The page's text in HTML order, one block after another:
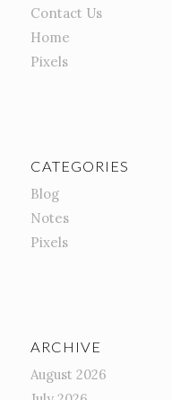
Contact Us
Home
Pixels
CATEGORIES
Blog
Notes
Pixels
ARCHIVE
August 2026